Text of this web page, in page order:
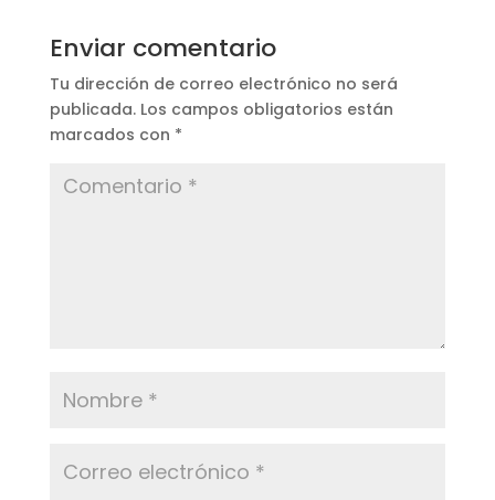
Enviar comentario
Tu dirección de correo electrónico no será
publicada. Los campos obligatorios están
marcados con *